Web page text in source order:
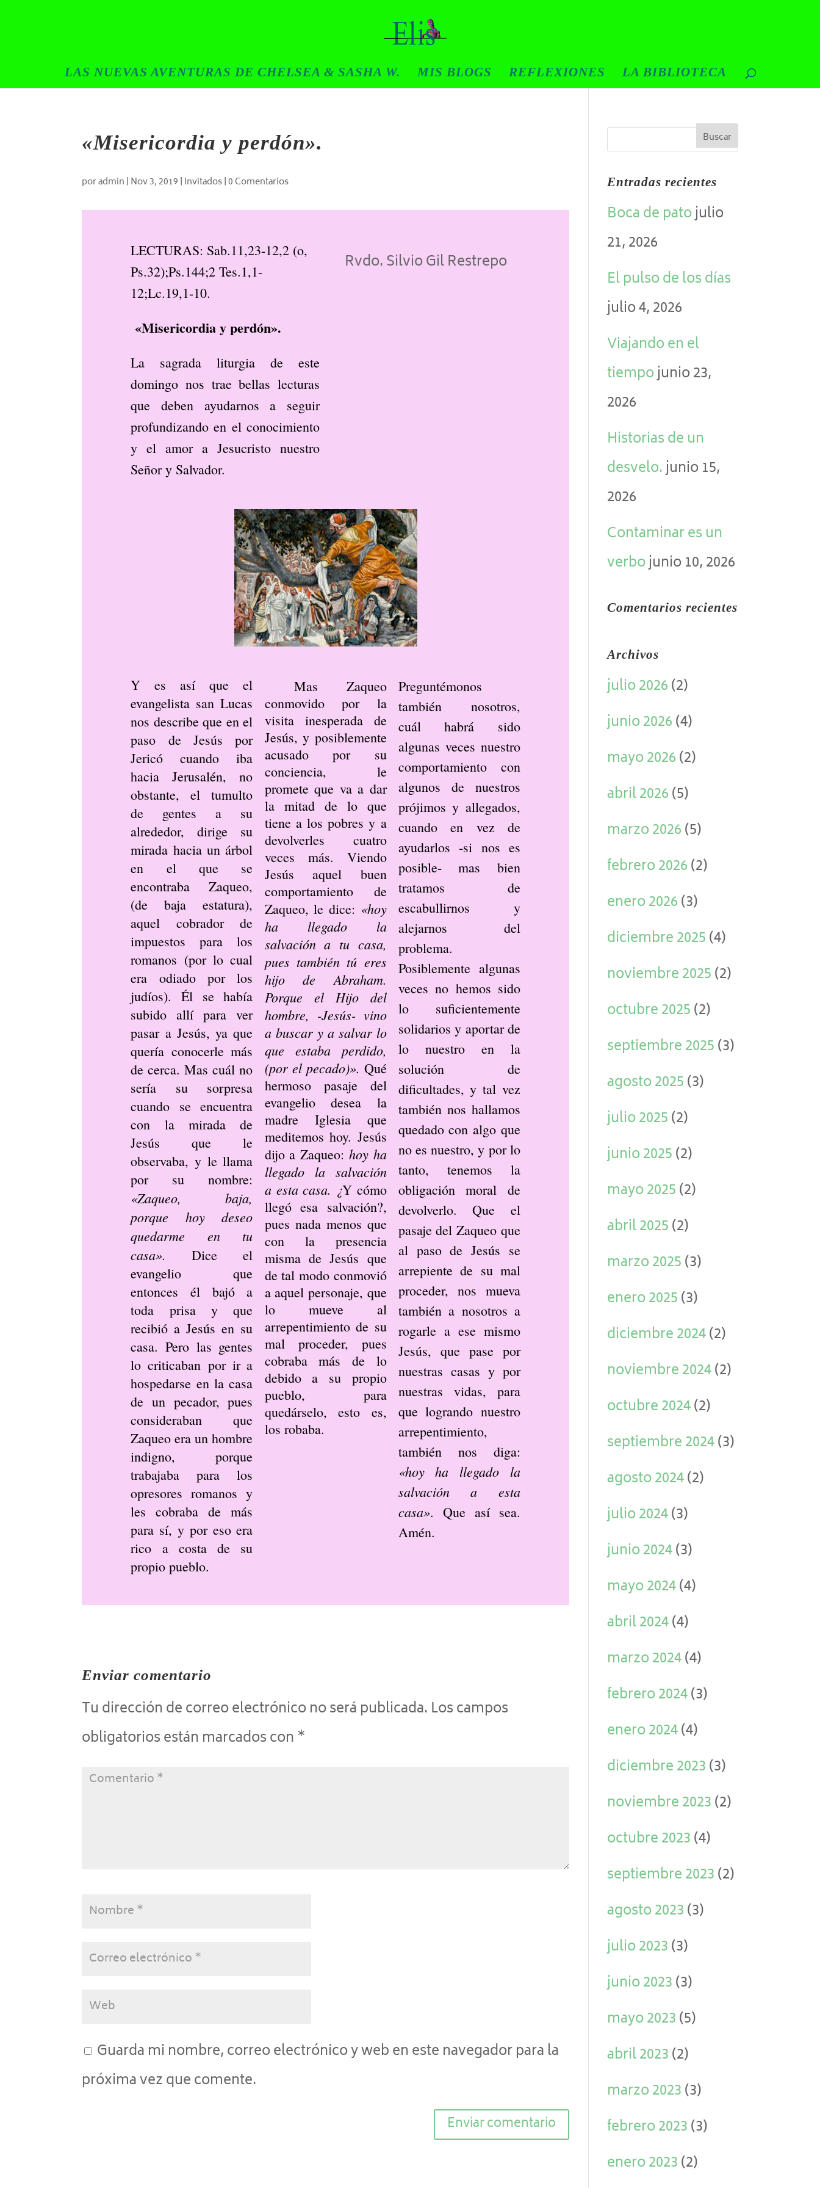
LAS NUEVAS AVENTURAS DE CHELSEA & SASHA W. MIS BLOGS REFLEXIONES LA BIBLIOTECA
«Misericordia y perdón».
poradmin | Nov 3, 2019 | Invitados|0 Comentarios
LECTURAS: Sab.11,23-12,2 (o,
Ps.32);Ps.144;2 Tes.1,1-
12;Lc.19,1-10.
«Misericordia y perdón».
La sagrada liturgia de este
domingo nos trae bellas lecturas
que deben ayudarnos a seguir
profundizando en el conocimiento
y el amor a Jesucristo nuestro
Señor y Salvador.
Rvdo. Silvio Gil Restrepo
Y es así que el
evangelista san Lucas
nos describe que en el
paso de Jesús por
Jericó cuando iba
hacia Jerusalén, no
obstante, el tumulto
de gentes a su
alrededor, dirige su
mirada hacia un árbol
en el que se
encontraba Zaqueo,
(de baja estatura),
aquel cobrador de
impuestos para los
romanos (por lo cual
era odiado por los
judíos). Él se había
subido allí para ver
pasar a Jesús, ya que
quería conocerle más
de cerca. Mas cuál no
sería su sorpresa
cuando se encuentra
con la mirada de
Jesús que le
observaba, y le llama
por su nombre:
«Zaqueo, baja,
porque hoy deseo
quedarme en tu
casa».
Dice el
evangelio que
entonces él bajó a
toda prisa y que
recibió a Jesús en su
casa. Pero las gentes
lo criticaban por ir a
hospedarse en la casa
de un pecador, pues
consideraban que
Zaqueo era un hombre
indigno, porque
trabajaba para los
opresores romanos y
les cobraba de más
para sí, y por eso era
rico a costa de su
propio pueblo.
Mas Zaqueo
conmovido por la
visita inesperada de
Jesús, y posiblemente
acusado por su
conciencia, le
promete que va a dar
la mitad de lo que
tiene a los pobres y a
devolverles cuatro
veces más. Viendo
Jesús aquel buen
comportamiento de
Zaqueo, le dice: «hoy
ha llegado la
salvación a tu casa,
pues también tú eres
hijo de Abraham.
Porque el Hijo del
hombre, -Jesús- vino
a buscar y a salvar lo
que estaba perdido,
(por el pecado)». Qué
hermoso pasaje del
evangelio desea la
madre Iglesia que
meditemos hoy. Jesús
dijo a Zaqueo: hoy ha
llegado la salvación
a esta casa. ¿Y cómo
llegó esa salvación?,
pues nada menos que
con la presencia
misma de Jesús que
de tal modo conmovió
a aquel personaje, que
lo mueve al
arrepentimiento de su
mal proceder, pues
cobraba más de lo
debido a su propio
pueblo, para
quedárselo, esto es,
los robaba.
Preguntémonos
también nosotros,
cuál habrá sido
algunas veces nuestro
comportamiento con
algunos de nuestros
prójimos y allegados,
cuando en vez de
ayudarlos -si nos es
posible- mas bien
tratamos de
escabullirnos y
alejarnos del
problema.
Posiblemente algunas
veces no hemos sido
lo suficientemente
solidarios y aportar de
lo nuestro en la
solución de
dificultades, y tal vez
también nos hallamos
quedado con algo que
no es nuestro, y por lo
tanto, tenemos la
obligación moral de
devolverlo. Que el
pasaje del Zaqueo que
al paso de Jesús se
arrepiente de su mal
proceder, nos mueva
también a nosotros a
rogarle a ese mismo
Jesús, que pase por
nuestras casas y por
nuestras vidas, para
que logrando nuestro
arrepentimiento,
también nos diga:
«hoy ha llegado la
salvación a esta
casa». Que así sea.
Amén.
Enviar comentario
Tu dirección de correo electrónico no será publicada. Los campos
obligatorios están marcados con*
Guarda mi nombre, correo electrónico y web en este navegador para la
próxima vez que comente.
Entradas recientes
Boca de patojulio
21, 2026
El pulso de los días
julio 4, 2026
Viajando en el
tiempojunio 23,
2026
Historias de un
desvelo.junio 15,
2026
Contaminar es un
verbojunio 10, 2026
Comentarios recientes
Archivos
julio 2026(2)
junio 2026(4)
mayo 2026(2)
abril 2026(5)
marzo 2026(5)
febrero 2026(2)
enero 2026(3)
diciembre 2025(4)
noviembre 2025(2)
octubre 2025(2)
septiembre 2025(3)
agosto 2025(3)
julio 2025(2)
junio 2025(2)
mayo 2025(2)
abril 2025(2)
marzo 2025(3)
enero 2025(3)
diciembre 2024(2)
noviembre 2024(2)
octubre 2024(2)
septiembre 2024(3)
agosto 2024(2)
julio 2024(3)
junio 2024(3)
mayo 2024(4)
abril 2024(4)
marzo 2024(4)
febrero 2024(3)
enero 2024(4)
diciembre 2023(3)
noviembre 2023(2)
octubre 2023(4)
septiembre 2023(2)
agosto 2023(3)
julio 2023(3)
junio 2023(3)
mayo 2023(5)
abril 2023(2)
marzo 2023(3)
febrero 2023(3)
enero 2023(2)